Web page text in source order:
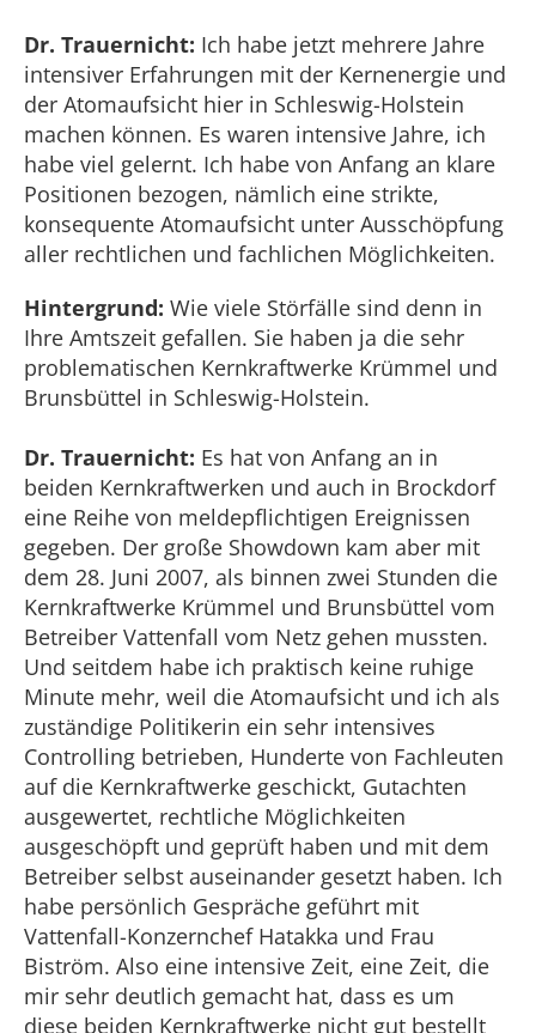
Dr. Trauernicht: Ich habe jetzt mehrere Jahre
intensiver Erfahrungen mit der Kernenergie und
der Atomaufsicht hier in Schleswig-Holstein
machen können. Es waren intensive Jahre, ich
habe viel gelernt. Ich habe von Anfang an klare
Positionen bezogen, nämlich eine strikte,
konsequente Atomaufsicht unter Ausschöpfung
aller rechtlichen und fachlichen Möglichkeiten.
Hintergrund: Wie viele Störfälle sind denn in
Ihre Amtszeit gefallen. Sie haben ja die sehr
problematischen Kernkraftwerke Krümmel und
Brunsbüttel in Schleswig-Holstein.
Dr. Trauernicht: Es hat von Anfang an in
beiden Kernkraftwerken und auch in Brockdorf
eine Reihe von meldepflichtigen Ereignissen
gegeben. Der große Showdown kam aber mit
dem 28. Juni 2007, als binnen zwei Stunden die
Kernkraftwerke Krümmel und Brunsbüttel vom
Betreiber Vattenfall vom Netz gehen mussten.
Und seitdem habe ich praktisch keine ruhige
Minute mehr, weil die Atomaufsicht und ich als
zuständige Politikerin ein sehr intensives
Controlling betrieben, Hunderte von Fachleuten
auf die Kernkraftwerke geschickt, Gutachten
ausgewertet, rechtliche Möglichkeiten
ausgeschöpft und geprüft haben und mit dem
Betreiber selbst auseinander gesetzt haben. Ich
habe persönlich Gespräche geführt mit
Vattenfall-Konzernchef Hatakka und Frau
Biström. Also eine intensive Zeit, eine Zeit, die
mir sehr deutlich gemacht hat, dass es um
diese beiden Kernkraftwerke nicht gut bestellt